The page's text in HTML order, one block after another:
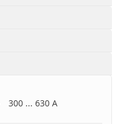
300 ... 630 А